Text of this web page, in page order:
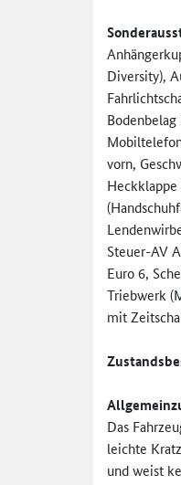
Diversity),
vorn,
Steuer-AV
Euro 6,
Triebwerk
mit
Das
leichte
und weist